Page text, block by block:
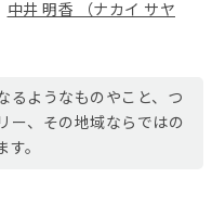
中井 明香 （ナカイ サヤ
るようなものやこと、つ
ー、その地域ならではの
。